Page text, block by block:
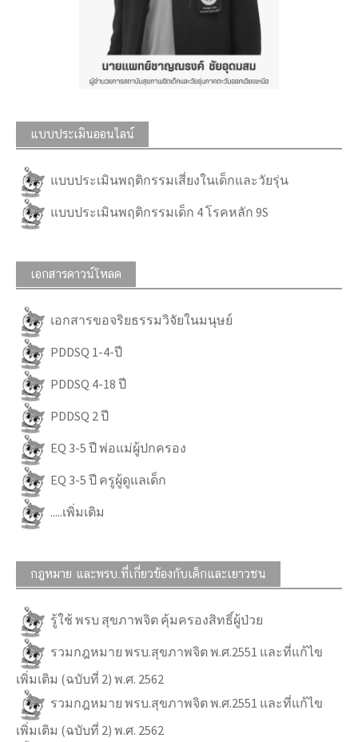
แบบประเมินออนไลน์
แบบประเมินพฤติกรรมเสี่ยงในเด็กและวัยรุ่น
แบบประเมินพฤติกรรมเด็ก 4 โรคหลัก 9S
เอกสารดาวน์โหลด
เอกสารขอจริยธรรมวิจัยในมนุษย์
PDDSQ 1-4-ปี
PDDSQ 4-18 ปี
PDDSQ 2 ปี
EQ 3-5 ปี พ่อแม่ผู้ปกครอง
EQ 3-5 ปี ครูผู้ดูแลเด็ก
.....เพิ่มเติม
กฎหมาย และพรบ.ที่เกี่ยวข้องกับเด็กและเยาวชน
รู้ใช้ พรบ สุขภาพจิต คุ้มครองสิทธิ์ผู้ป่วย
รวมกฎหมาย พรบ.สุขภาพจิต พ.ศ.2551 และที่แก้ไข
เพิ่มเติม (ฉบับที่ 2) พ.ศ. 2562
รวมกฎหมาย พรบ.สุขภาพจิต พ.ศ.2551 และที่แก้ไข
เพิ่มเติม (ฉบับที่ 2) พ.ศ. 2562